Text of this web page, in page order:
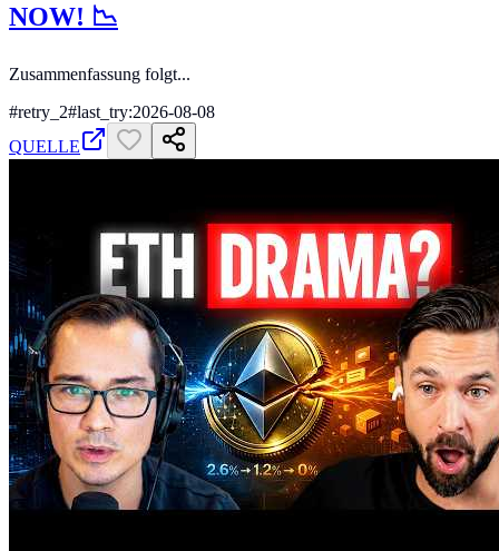
NOW! 📉
Zusammenfassung folgt...
#retry_2#last_try:2026-08-08
QUELLE